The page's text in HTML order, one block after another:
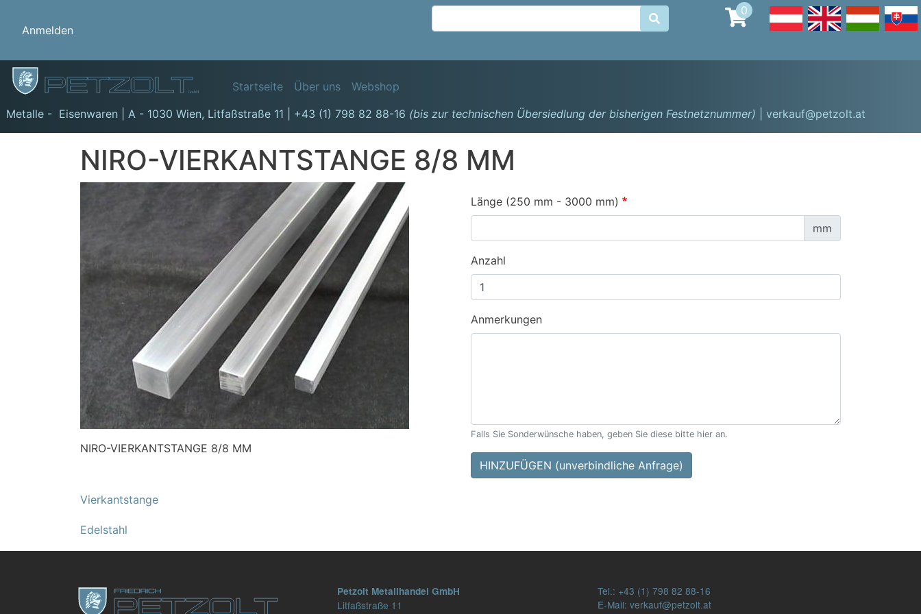
Direkt
Benutzermenü
Anmelden

0
GmbH Hauptnavigation
Startseite Über uns
Webshop
Metalle - Eisenwaren | A - 1030 Wien, Litfaßstraße 11 +43 (1) 798 82 88-16 (bis zur technischen Übersiedlung der bisherigen Festnetznummer) | verkauf@petzolt.at
NIRO-VIERKANTSTANGE 8/8 MM
NIRO-VIERKANTSTANGE 8/8 MM
Länge (250 mm - 3000 mm)
mm
Anzahl
Anmerkungen
Falls Sie Sonderwünsche haben, geben Sie diese bitte hier an.
HINZUFÜGEN (unverbindliche Anfrage)
Vierkantstange
Edelstahl
Petzolt Metallhandel GmbH
Litfaßstraße 11
Tel.: +43 (1) 798 82 88-16
E-Mail: verkauf@petzolt.at